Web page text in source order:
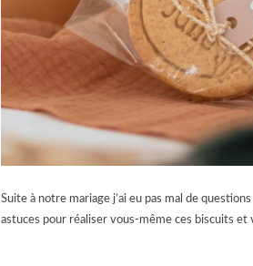
Suite à notre mariage j’ai eu pas mal de
astuces pour réaliser vous-même ces biscuits et